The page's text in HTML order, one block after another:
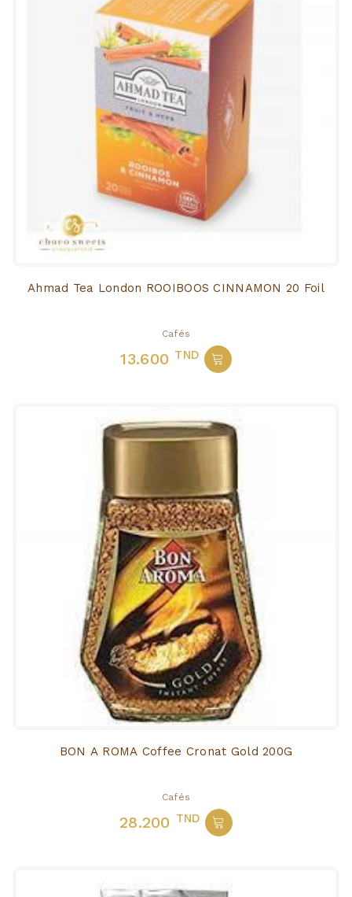
Ahmad Tea London ROOIBOOS CINNAMON 20 Foil
Cafés
13.600 TND
BON A ROMA Coffee Cronat Gold 200G
Cafés
28.200 TND